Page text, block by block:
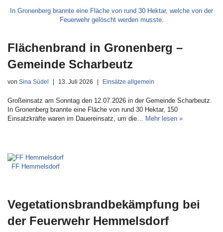
In Gronenberg brannte eine Fläche von rund 30 Hektar, welche von der
Feuerwehr gelöscht werden musste.
Flächenbrand in Gronenberg –
Gemeinde Scharbeutz
von Sina Südel 13. Juli 2026 Einsätze allgemein
Großeinsatz am Sonntag den 12.07.2026 in der Gemeinde Scharbeutz.
In Gronenberg brannte eine Fläche von rund 30 Hektar, 150
Einsatzkräfte waren im Dauereinsatz, um die… Mehr lesen »
FF Hemmelsdorf
Vegetationsbrandbekämpfung bei
der Feuerwehr Hemmelsdorf